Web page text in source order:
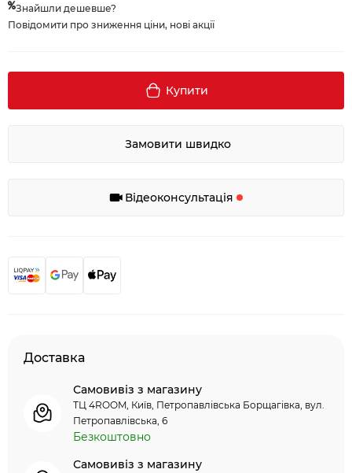
Знайшли дешевше?
Повідомити про зниження ціни, нові акції
Купити
Замовити швидко
Відеоконсультація
Доставка
Самовивіз з магазину
ТЦ 4ROOM, Київ, Петропавлівська Борщагівка, вул.
Петропавлівська, 6
Безкоштовно
Самовивіз з магазину